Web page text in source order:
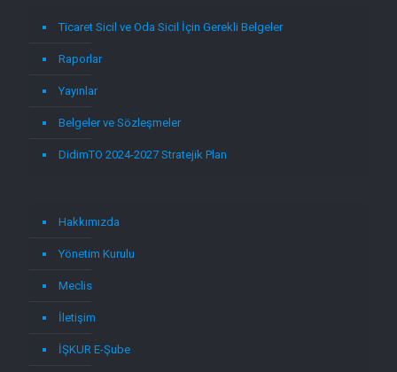
Ticaret Sicil ve Oda Sicil İçin Gerekli Belgeler
Raporlar
Yayınlar
Belgeler ve Sözleşmeler
DidimTO 2024-2027 Stratejik Plan
Hakkımızda
Yönetim Kurulu
Meclis
İletişim
İŞKUR E-Şube